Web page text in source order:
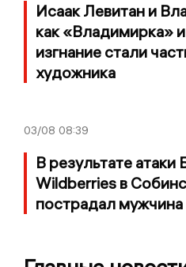
Исаак Левитан и
как «Владимирка»
изгнание стали
художника
03/08 08:39
В результате
Wildberries в
пострадал мужчина